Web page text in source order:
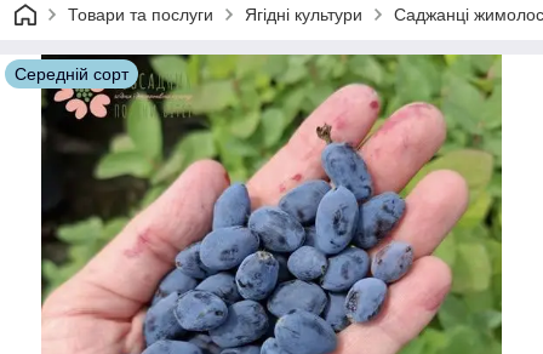
Товари та послуги Ягідні культури Саджанці
Середній сорт